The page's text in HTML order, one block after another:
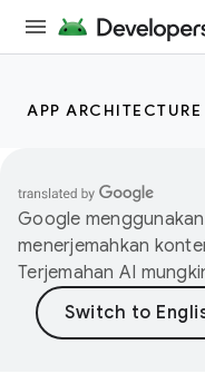
APP ARCHITECTURE
Google
menerjemahkan
Terjemahan AI